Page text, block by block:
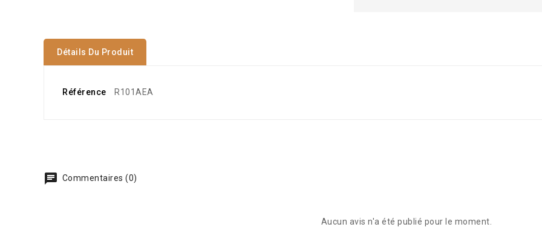
Détails Du Produit
Référence R101AEA
Commentaires (0)
Aucun avis n'a été publié pour le moment.